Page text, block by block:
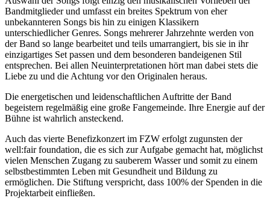
Bandmitglieder und umfasst ein breites Spektrum von eher
unbekannteren Songs bis hin zu einigen Klassikern
unterschiedlicher Genres. Songs mehrerer Jahrzehnte werden von
der Band so lange bearbeitet und teils umarrangiert, bis sie in ihr
einzigartiges Set passen und dem besonderen bandeigenen Stil
entsprechen. Bei allen Neuinterpretationen hört man dabei stets die
Liebe zu und die Achtung vor den Originalen heraus.
Die energetischen und leidenschaftlichen Auftritte der Band
begeistern regelmäßig eine große Fangemeinde. Ihre Energie auf der
Bühne ist wahrlich ansteckend.
Auch das vierte Benefizkonzert im FZW erfolgt zugunsten der
well:fair foundation, die es sich zur Aufgabe gemacht hat, möglichst
vielen Menschen Zugang zu sauberem Wasser und somit zu einem
selbstbestimmten Leben mit Gesundheit und Bildung zu
ermöglichen. Die Stiftung verspricht, dass 100% der Spenden in die
Projektarbeit einfließen.